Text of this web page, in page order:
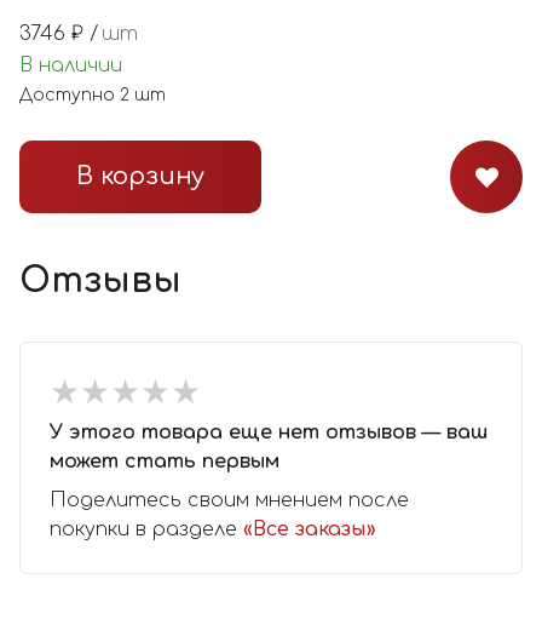
3746 ₽ / шт
В наличии
Доступно 2 шт
В корзину
Отзывы
★★★★★
★★★★★
У этого товара еще нет отзывов — ваш
может стать первым
Поделитесь своим мнением после
покупки в разделе «Все заказы»